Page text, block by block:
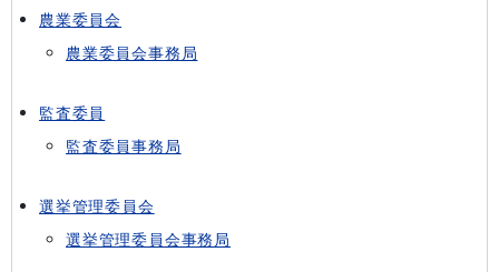
農業委員会
農業委員会事務局
監査委員
監査委員事務局
選挙管理委員会
選挙管理委員会事務局